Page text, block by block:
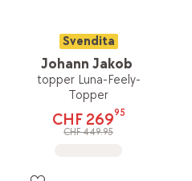
Svendita
Johann Jakob
topper Luna-Feely-
Topper
CHF 26995
CHF 449.95